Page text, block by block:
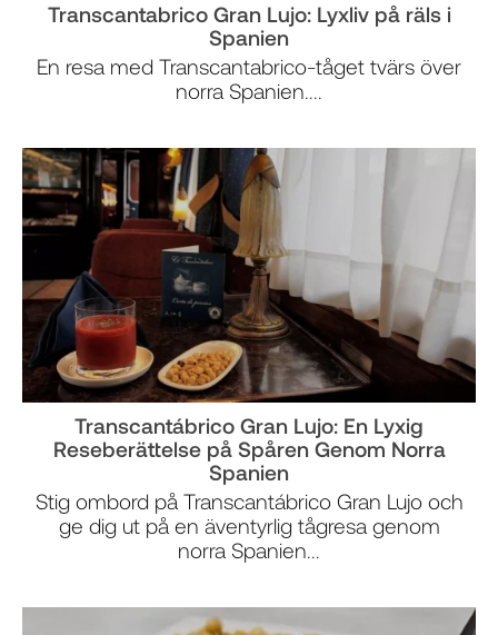
Transcantabrico Gran Lujo: Lyxliv på räls i
Spanien
En resa med Transcantabrico-tåget tvärs över
norra Spanien....
Transcantábrico Gran Lujo: En Lyxig
Reseberättelse på Spåren Genom Norra
Spanien
Stig ombord på Transcantábrico Gran Lujo och
ge dig ut på en äventyrlig tågresa genom
norra Spanien...